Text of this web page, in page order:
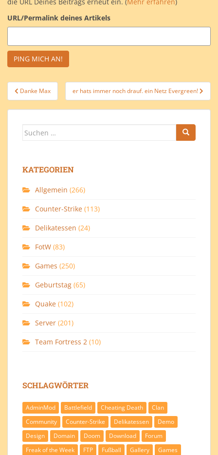
die URL Deines Beitrags erneut ein. (Mehr erfahren)
URL/Permalink deines Artikels
Beitragsnavigation
Danke Max er hats immer noch drauf. ein Netz Evergreen!
Suchen
KATEGORIEN
Allgemein (266)
Counter-Strike (113)
Delikatessen (24)
FotW (83)
Games (250)
Geburtstag (65)
Quake (102)
Server (201)
Team Fortress 2 (10)
SCHLAGWÖRTER
AdminMod Battlefield Cheating Death
Clan
Community
Counter-Strike Delikatessen
Demo
Design
Domain Doom Download
Forum
Freak of the Week
FTP Fußball Gallery
Games